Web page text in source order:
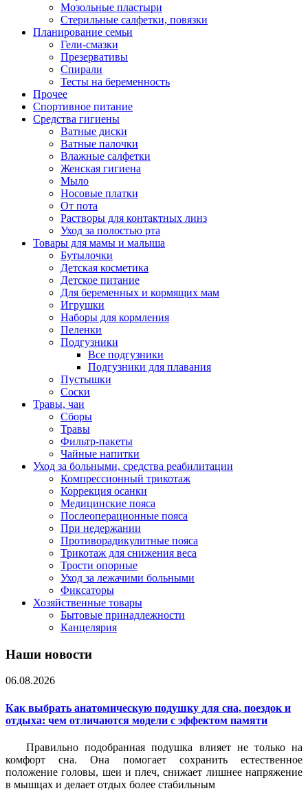
Мозольные пластыри
Стерильные салфетки, повязки
Планирование семьи
Гели-смазки
Презервативы
Спирали
Тесты на беременность
Прочее
Спортивное питание
Средства гигиены
Ватные диски
Ватные палочки
Влажные салфетки
Женская гигиена
Мыло
Носовые платки
От пота
Растворы для контактных линз
Уход за полостью рта
Товары для мамы и малыша
Бутылочки
Детская косметика
Детское питание
Для беременных и кормящих мам
Игрушки
Наборы для кормления
Пеленки
Подгузники
Все подгузники
Подгузники для плавания
Пустышки
Соски
Травы, чаи
Сборы
Травы
Фильтр-пакеты
Чайные напитки
Уход за больными, средства реабилитации
Компрессионный трикотаж
Коррекция осанки
Медицинские пояса
Послеоперационные пояса
При недержании
Противорадикулитные пояса
Трикотаж для снижения веса
Трости опорные
Уход за лежачими больными
Фиксаторы
Хозяйственные товары
Бытовые принадлежности
Канцелярия
Наши новости
06.08.2026
Как выбрать анатомическую подушку для сна, поездок и
отдыха: чем отличаются модели с эффектом памяти
Правильно подобранная подушка влияет не только на
комфорт сна. Она помогает сохранить естественное
положение головы, шеи и плеч, снижает лишнее напряжение
в мышцах и делает отдых более стабильным